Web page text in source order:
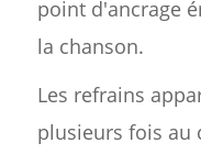
point d'ancrage
la chanson.
Les refrains
plusieurs fois au